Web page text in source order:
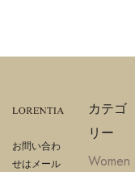
お問い合わ
せはメール
カテゴ
リー
Women